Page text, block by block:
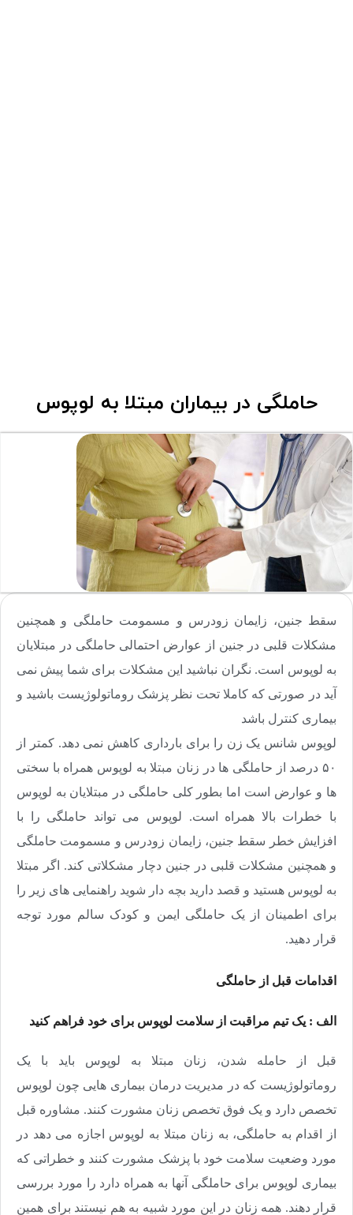
حاملگی در بیماران مبتلا به لوپوس
سقط جنین، زایمان زودرس و مسمومت حاملگی و همچنین
مشکلات قلبی در جنین از عوارض احتمالی حاملگی در مبتلایان
به لوپوس است. نگران نباشید این مشکلات برای شما پیش نمی
آید در صورتی که کاملا تحت نظر پزشک روماتولوژیست باشید و
بیماری کنترل باشد
لوپوس شانس یک زن را برای بارداری کاهش نمی دهد. کمتر از
۵۰ درصد از حاملگی ها در زنان مبتلا به لوپوس همراه با سختی
ها و عوارض است اما بطور کلی حاملگی در مبتلایان به لوپوس
با خطرات بالا همراه است. لوپوس می تواند حاملگی را با
افزایش خطر سقط جنین، زایمان زودرس و مسمومت حاملگی
و همچنین مشکلات قلبی در جنین دچار مشکلاتی کند. اگر مبتلا
به لوپوس هستید و قصد دارید بچه دار شوید راهنمایی های زیر را
برای اطمینان از یک حاملگی ایمن و کودک سالم مورد توجه
قرار دهید.
اقدامات قبل از حاملگی
الف : یک تیم مراقبت از سلامت لوپوس برای خود فراهم کنید
قبل از حامله شدن، زنان مبتلا به لوپوس باید با یک
روماتولوژیست که در مدیریت درمان بیماری هایی چون لوپوس
تخصص دارد و یک فوق تخصص زنان مشورت کنند. مشاوره قبل
از اقدام به حاملگی، به زنان مبتلا به لوپوس اجازه می دهد در
مورد وضعیت سلامت خود با پزشک مشورت کنند و خطراتی که
بیماری لوپوس برای حاملگی آنها به همراه دارد را مورد بررسی
قرار دهند. همه زنان در این مورد شبیه به هم نیستند برای همین